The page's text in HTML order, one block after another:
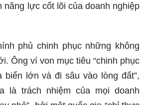
năng lực cốt lõi của doanh nghiệp
phủ chinh phục những không
Ông ví von mục tiêu “chinh phục
lớn và đi sâu vào lòng đất”,
là trách nhiệm của mọi doanh